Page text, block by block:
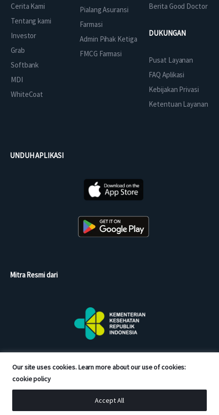
Our site uses cookies. Learn more about our use of cookies:
cookie policy
Accept All
Cerita Kami
Tentang kami
Investor
Grab
Softbank
MDI
WhiteCoat
Pialang Asuransi
Farmasi
Admin Pihak Ketiga
FMCG Farmasi
Berita Good Doctor
DUKUNGAN
Pusat Layanan
FAQ Aplikasi
Kebijakan Privasi
Ketentuan Layanan
UNDUH APLIKASI
Mitra Resmi dari
Copyright © 2026 Good Doctor. All rights reserved.